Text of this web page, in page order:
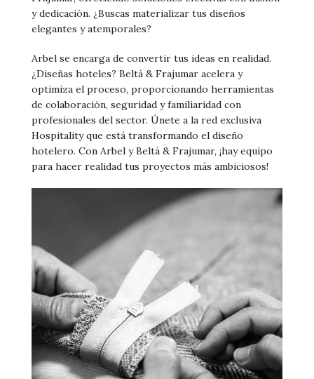
y dedicación. ¿Buscas materializar tus diseños
elegantes y atemporales?
Arbel se encarga de convertir tus ideas en realidad.
¿Diseñas hoteles? Beltá & Frajumar acelera y
optimiza el proceso, proporcionando herramientas
de colaboración, seguridad y familiaridad con
profesionales del sector. Únete a la red exclusiva
Hospitality que está transformando el diseño
hotelero. Con Arbel y Beltá & Frajumar, ¡hay equipo
para hacer realidad tus proyectos más ambiciosos!